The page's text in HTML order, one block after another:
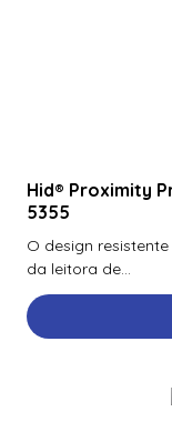
Hid® Proximity
5355
O design
da leitora de...